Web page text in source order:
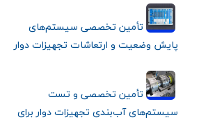
تأمین تخصصی سیستم‌های
پایش وضعیت و ارتعاشات تجهیزات دوار
تأمین تخصصی و تست
سیستم‌های آب‌بندی تجهیزات دوار برای